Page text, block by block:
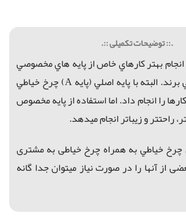
.:: توضیحات تکمیلی ::.
بهتر كارهاي خاص از پايه هاي مخصوصي
البته باپایه اصلي (پايه A)
چرخ خياطي
را انجام داد. اما استفاده از پايه مخصوص
راحتتر و زيباتر انجام ميدهد.
چرخ خياطي به همراه چرخ خیاطی به مشتری
از آنها را در صورت نیاز میتوان جدا گانه